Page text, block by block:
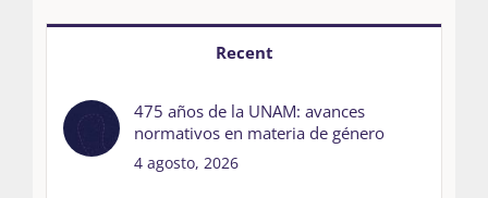
Recent
475 años de la UNAM: avances
normativos en materia de género
4 agosto, 2026